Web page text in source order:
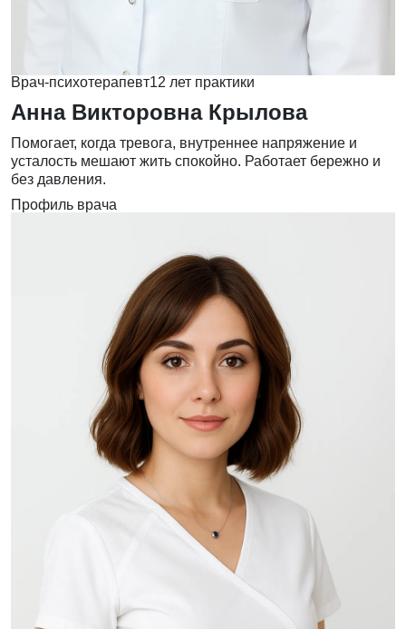
Врач-психотерапевт12 лет практики
Анна Викторовна Крылова
Помогает, когда тревога, внутреннее напряжение и
усталость мешают жить спокойно. Работает бережно и
без давления.
Профиль врача